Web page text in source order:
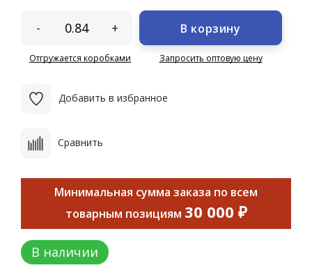
- +
Отгружается коробками
В корзину
Запросить оптовую цену
Добавить в избранное
Сравнить
Минимальная сумма заказа по всем
товарным позициям 30 000 ₽
В наличии